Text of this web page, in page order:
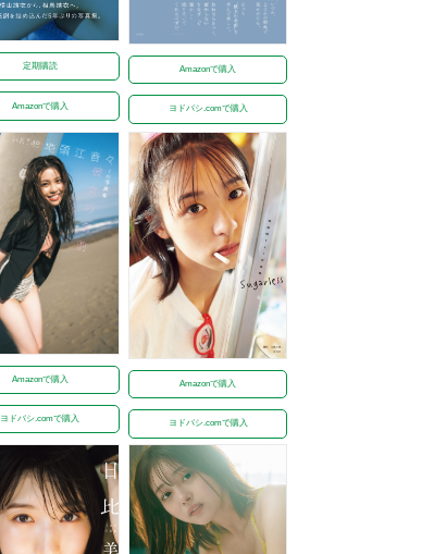
定期購読
Amazonで購入
Amazonで購入
ヨドバシ.comで購入
Amazonで購入
ヨドバシ.comで購入
Amazonで購入
ヨドバシ.comで購入